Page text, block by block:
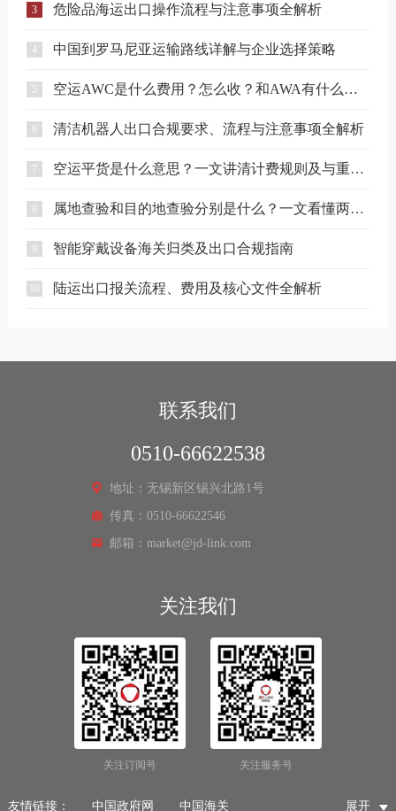
3 危险品海运出口操作流程与注意事项全解析
4 中国到罗马尼亚运输路线详解与企业选择策略
5 空运AWC是什么费用？怎么收？和AWA有什么区别？
6 清洁机器人出口合规要求、流程与注意事项全解析
7 空运平货是什么意思？一文讲清计费规则及与重货、泡货的区别
8 属地查验和目的地查验分别是什么？一文看懂两者区别
9 智能穿戴设备海关归类及出口合规指南
10 陆运出口报关流程、费用及核心文件全解析
联系我们
0510-66622538
地址：无锡新区锡兴北路1号
传真：0510-66622546
邮箱：market@jd-link.com
关注我们
关注订阅号 关注服务号
友情链接： 展开
中国政府网 中国海关